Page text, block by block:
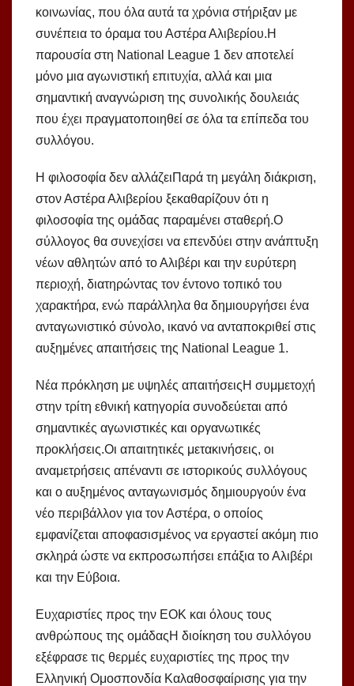
κοινωνίας, που όλα αυτά τα χρόνια στήριξαν με
συνέπεια το όραμα του Αστέρα Αλιβερίου.Η
παρουσία στη National League 1 δεν αποτελεί
μόνο μια αγωνιστική επιτυχία, αλλά και μια
σημαντική αναγνώριση της συνολικής δουλειάς
που έχει πραγματοποιηθεί σε όλα τα επίπεδα του
συλλόγου.
Η φιλοσοφία δεν αλλάζειΠαρά τη μεγάλη διάκριση,
στον Αστέρα Αλιβερίου ξεκαθαρίζουν ότι η
φιλοσοφία της ομάδας παραμένει σταθερή.Ο
σύλλογος θα συνεχίσει να επενδύει στην ανάπτυξη
νέων αθλητών από το Αλιβέρι και την ευρύτερη
περιοχή, διατηρώντας τον έντονο τοπικό του
χαρακτήρα, ενώ παράλληλα θα δημιουργήσει ένα
ανταγωνιστικό σύνολο, ικανό να ανταποκριθεί στις
αυξημένες απαιτήσεις της National League 1.
Νέα πρόκληση με υψηλές απαιτήσειςΗ συμμετοχή
στην τρίτη εθνική κατηγορία συνοδεύεται από
σημαντικές αγωνιστικές και οργανωτικές
προκλήσεις.Οι απαιτητικές μετακινήσεις, οι
αναμετρήσεις απέναντι σε ιστορικούς συλλόγους
και ο αυξημένος ανταγωνισμός δημιουργούν ένα
νέο περιβάλλον για τον Αστέρα, ο οποίος
εμφανίζεται αποφασισμένος να εργαστεί ακόμη πιο
σκληρά ώστε να εκπροσωπήσει επάξια το Αλιβέρι
και την Εύβοια.
Ευχαριστίες προς την ΕΟΚ και όλους τους
ανθρώπους της ομάδαςΗ διοίκηση του συλλόγου
εξέφρασε τις θερμές ευχαριστίες της προς την
Ελληνική Ομοσπονδία Καλαθοσφαίρισης για την